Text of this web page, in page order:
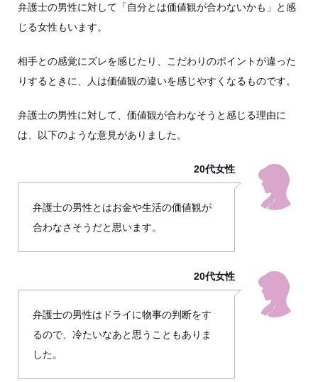
弁護士の男性に対して「自分とは価値観が合わないかも」と感
じる女性もいます。
相手との感覚にズレを感じたり、こだわりのポイントが違った
りするときに、人は価値観の違いを感じやすくなるものです。
弁護士の男性に対して、価値観が合わなそうと感じる理由に
は、以下のような意見がありました。
20代女性
弁護士の男性とはお金や生活の価値観が
合わなさそうだと思います。
20代女性
弁護士の男性はドライに物事の判断をす
るので、冷たいなあと思うこともありま
した。